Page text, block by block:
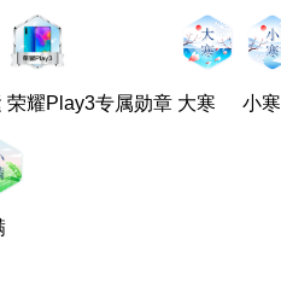
荣耀Play3专属勋章 大寒 小寒